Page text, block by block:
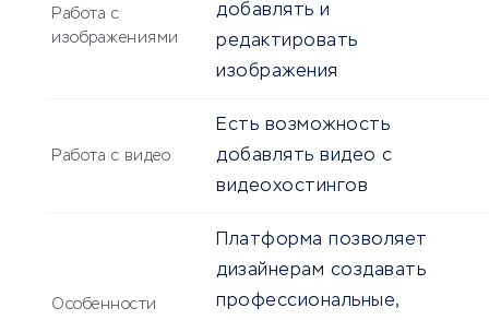
Работа с
изображениями
добавлять и
редактировать
изображения
Работа с видео
Есть возможность
добавлять видео с
видеохостингов
Особенности
Платформа позволяет
дизайнерам создавать
профессиональные,